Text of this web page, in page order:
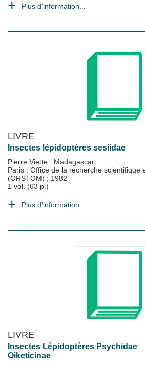
Plus d'information...
LIVRE
Insectes lépidoptères sesiidae
Pierre Viette ; Madagascar
Paris : Office de la recherche scientifique
(ORSTOM) ; 1982
1 vol. (63 p.)
Plus d'information...
LIVRE
Insectes Lépidoptères Psychidae
Oiketicinae